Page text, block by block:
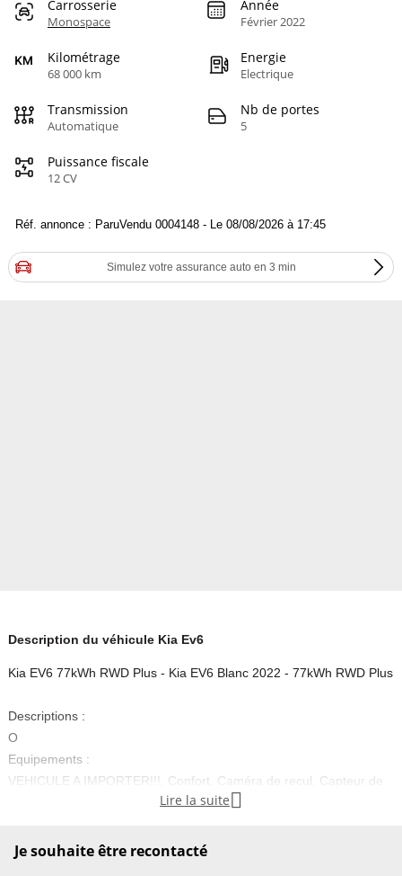
Carrosserie
Monospace
Année
Février 2022
Kilométrage
68 000 km
Energie
Electrique
Transmission
Automatique
Nb de portes
5
Puissance fiscale
12 CV
Réf. annonce : ParuVendu 0004148 - Le 08/08/2026 à 17:45
Simulez votre assurance auto en 3 min
Description du véhicule Kia Ev6
Kia EV6 77kWh RWD Plus - Kia EV6 Blanc 2022 - 77kWh RWD Plus
Descriptions :
O
Equipements :
VEHICULE A IMPORTER!!!, Confort, Caméra de recul, Capteur de
luminosité, Capteur de pluie, Chauffage des sièges arrière,
stationnement, Radar de recul, Sièges chauffants, Sièges ventilés,
Lire la suite 
Je souhaite être recontacté